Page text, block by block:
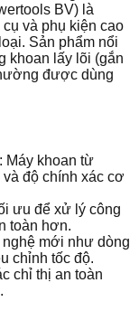
BV) là
và phụ kiện cao
Sản phẩm nổi
khoan lấy lõi (gắn
được dùng
Máy khoan từ
độ chính xác cơ
ưu để xử lý công
toàn hơn.
mới như dòng
chỉnh tốc độ.
chỉ thị an toàn